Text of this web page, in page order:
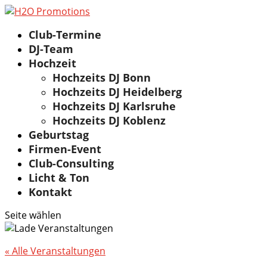
Club-Termine
DJ-Team
Hochzeit
Hochzeits DJ Bonn
Hochzeits DJ Heidelberg
Hochzeits DJ Karlsruhe
Hochzeits DJ Koblenz
Geburtstag
Firmen-Event
Club-Consulting
Licht & Ton
Kontakt
Seite wählen
« Alle Veranstaltungen